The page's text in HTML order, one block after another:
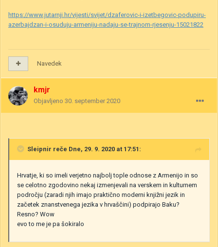
https://www.jutarnji.hr/vijesti/svijet/dzaferovic-i-izetbegovic-podupiru-
azerbajdzan-i-osuduju-armeniju-nadaju-se-trajnom-rjesenju-15021822
Navedek
kmjr
Objavljeno 30. september 2020
Sleipnir reče Dne, 29. 9. 2020 at 17:51:
Hrvatje, ki so imeli verjetno najbolj tople odnose z Armenijo in so
se celotno zgodovino nekaj izmenjevali na verskem in kulturnem
področju (zaradi njih imajo praktično moderni knjižni jezik in
začetek znanstvenega jezika v hrvaščini) podpirajo Baku?
Resno? Wow
evo to me je pa šokiralo